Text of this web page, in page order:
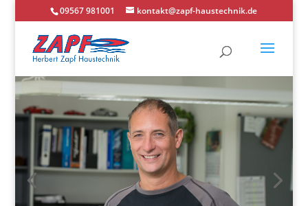
09567 981001 kontakt@zapf-haustechnik.de